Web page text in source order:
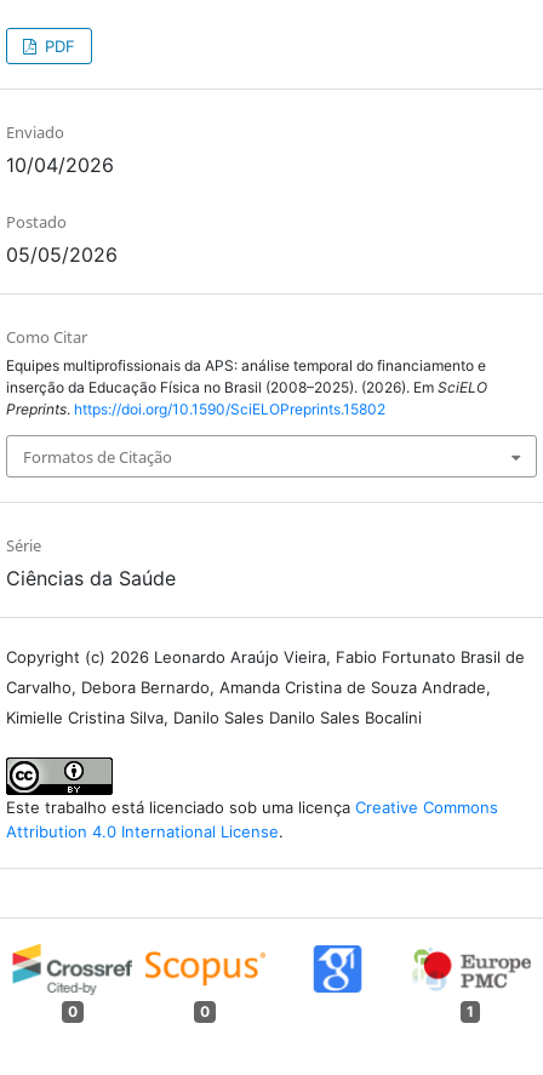
PDF
Enviado
10/04/2026
Postado
05/05/2026
Como Citar
Equipes multiprofissionais da APS: análise temporal do financiamento e
inserção da Educação Física no Brasil (2008–2025). (2026). Em SciELO
Preprints. https://doi.org/10.1590/SciELOPreprints.15802
Formatos de Citação
Série
Ciências da Saúde
Copyright (c) 2026 Leonardo Araújo Vieira, Fabio Fortunato Brasil de
Carvalho, Debora Bernardo, Amanda Cristina de Souza Andrade,
Kimielle Cristina Silva, Danilo Sales Danilo Sales Bocalini
Este trabalho está licenciado sob uma licença Creative Commons
Attribution 4.0 International License.
0 0 1